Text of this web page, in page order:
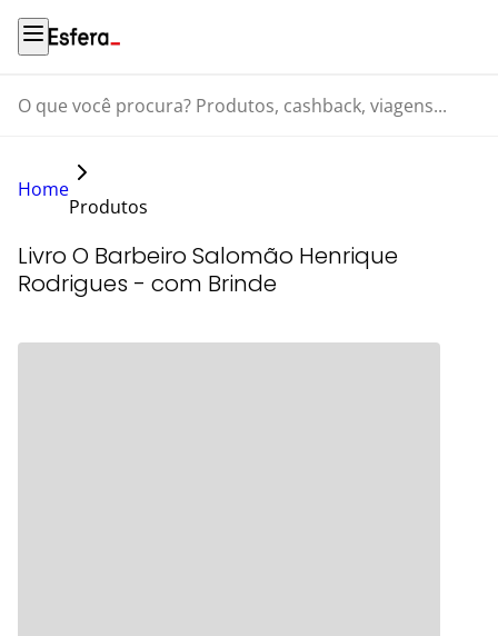
O que você procura? Produtos, cashback, viagens...
Home
Produtos
Livro O Barbeiro Salomão Henrique
Rodrigues - com Brinde